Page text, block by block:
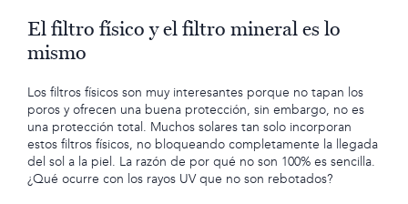
El filtro físico y el filtro mineral es lo
mismo
Los filtros físicos son muy interesantes porque no tapan los
poros y ofrecen una buena protección, sin embargo, no es
una protección total. Muchos solares tan solo incorporan
estos filtros físicos, no bloqueando completamente la llegada
del sol a la piel. La razón de por qué no son 100% es sencilla.
¿Qué ocurre con los rayos UV que no son rebotados?